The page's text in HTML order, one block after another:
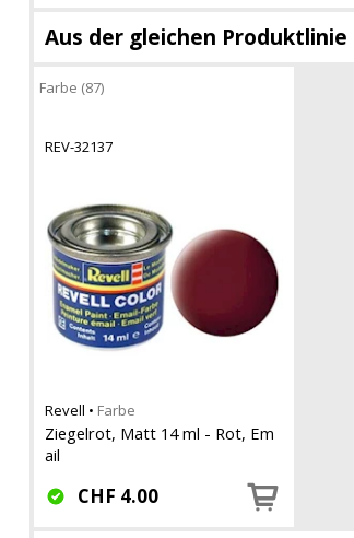
Aus der gleichen Produktlinie
Farbe (87)
REV-32137
Revell • Farbe
Ziegelrot, Matt 14 ml - Rot, Em
ail
CHF 4.00